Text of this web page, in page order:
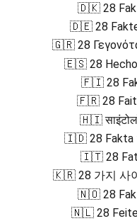
🇩🇰 28
🇩🇪 28
🇬🇷 28
🇪🇸 28
🇫🇮 28
🇫🇷 28
🇭🇮
🇮🇩 28 Fakta
🇮🇹 28
🇰🇷 28 가지 사
🇳🇴 28
🇳🇱 28